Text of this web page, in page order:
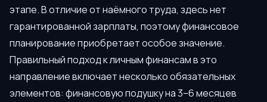
этапе. В отличие от наёмного труда, здесь нет
гарантированной зарплаты, поэтому финансовое
планирование приобретает особое значение.
Правильный подход к личным финансам в это
направление включает несколько обязательных
элементов: финансовую подушку на 3–6 месяцев